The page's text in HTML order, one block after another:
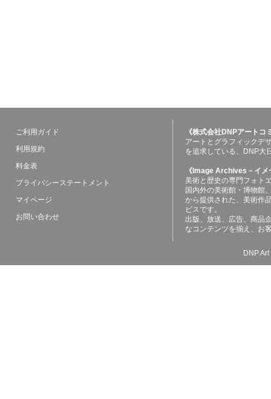
ご利用ガイド
利用規約
料金表
プライバシーステートメント
マイページ
お問い合わせ
《株式会社DNPアート
アートとグラフィックデ
を追求している、DNP大
《Image Archives－イ
美術と歴史の専門フォト
国内外の美術館・博物館
から提供された、美術作
ビスです。
出版、放送、広告、商品
なコンテンツを揃え、お
DNP